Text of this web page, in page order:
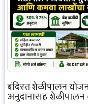
बंदिस्त शेळीपालन
अनुदानासह